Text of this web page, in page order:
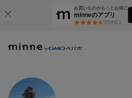
お買いものがもっとお得に
minneのアプリ
3万件以上